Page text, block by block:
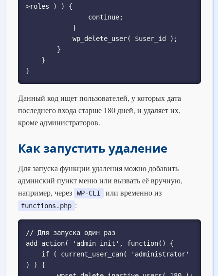
>roles ) ) {
}
Данный код ищет пользователей, у которых дата
последнего входа старше 180 дней, и удаляет их,
кроме администраторов.
Как запустить удаление
Для запуска функции удаления можно добавить
админский пункт меню или вызвать её вручную,
например, через
WP-CLI или временно из
functions.php :
// Для запуска один раз
add_action( 'admin_init', function() {
) ) {